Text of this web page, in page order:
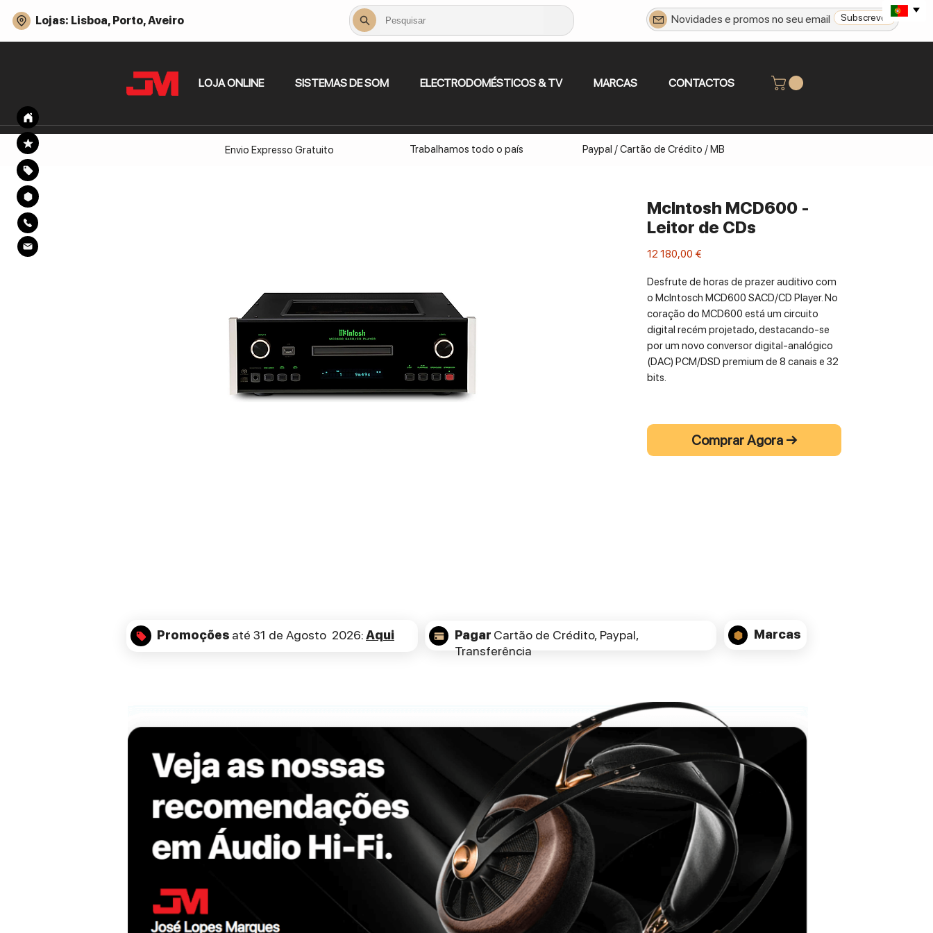
Subscrever
LOJA ONLINE SISTEMAS DE SOM ELECTRODOMÉSTICOS & TV MARCAS CONTACTOS
Lojas: Lisboa, Porto, Aveiro
Envio Expresso Gratuito Trabalhamos todo o país Paypal / Cartão de Crédito / MB
McIntosh MCD600 -
Leitor de CDs
12 180,00 €
Desfrute de horas de prazer auditivo com
o McIntosch MCD600 SACD/CD Player. No
coração do MCD600 está um circuito
digital recém projetado, destacando-se
por um novo conversor digital-analógico
(DAC) PCM/DSD premium de 8 canais e 32
bits.
com 4 canais DAC alocados para cada um
dos canais de áudiostereo, resultando
numa reprodução de som
MP3, WAV (até 24 bits/192kHz) e WMA.
Comprar Agora →
Promoções até 31 de Agosto 2026:Aqui Pagar Cartão de Crédito, Paypal,
Transferência
Marcas